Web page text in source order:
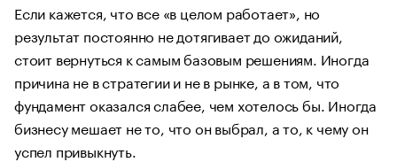
Если кажется, что все «в целом работает», но
результат постоянно не дотягивает до ожиданий,
стоит вернуться к самым базовым решениям. Иногда
причина не в стратегии и не в рынке, а в том, что
фундамент оказался слабее, чем хотелось бы. Иногда
бизнесу мешает не то, что он выбрал, а то, к чему он
успел привыкнуть.